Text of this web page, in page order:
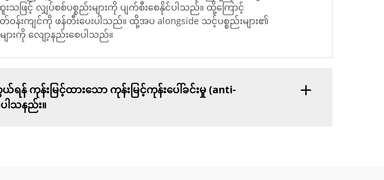
င့် လျှပ်စစ်ပစ္စည်းများကို ပျက်စီးစေနိုင်ပါသည်။ ထို့ကြောင့်
ျင်ကို ဖန်တီးပေးပါသည်။ ထို့အပ alongside သင့်ပစ္စည်းများ၏
ားကို လျော့နည်းစေပါသည်။
ကုန်းမြင့်ထားသော ကုန်းမြင့်ကုန်းပေါ်ခင်းမှု (anti-
သနည်း။